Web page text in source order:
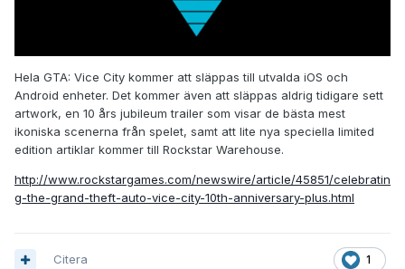
Hela GTA: Vice City kommer att släppas till utvalda iOS och
Android enheter. Det kommer även att släppas aldrig tidigare sett
artwork, en 10 års jubileum trailer som visar de bästa mest
ikoniska scenerna från spelet, samt att lite nya speciella limited
edition artiklar kommer till Rockstar Warehouse.
http://www.rockstargames.com/newswire/article/45851/celebratin
g-the-grand-theft-auto-vice-city-10th-anniversary-plus.html
1
Citera